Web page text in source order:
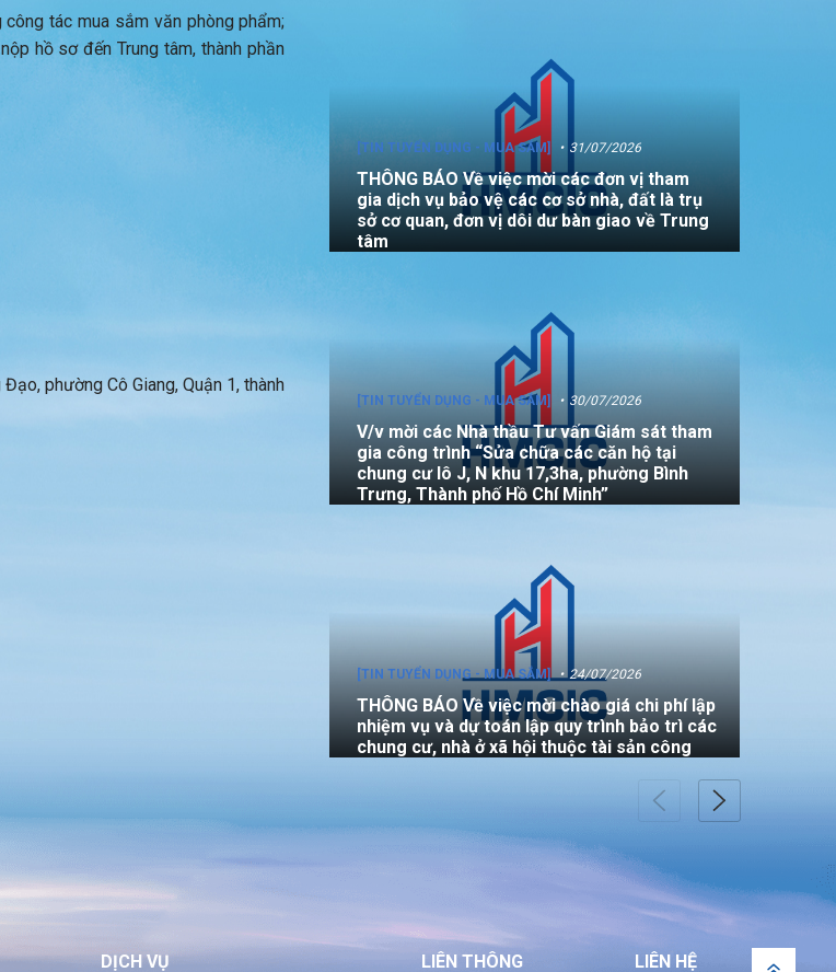
tác mua sắm văn phòng phẩm;
hồ sơ đến Trung tâm, thành phần
phường Cô Giang, Quận 1, thành
[TIN TUYỂN DỤNG - MUA SẮM] 31/07/2026
THÔNG BÁO Về việc mời các đơn vị tham
gia dịch vụ bảo vệ các cơ sở nhà, đất là trụ
sở cơ quan, đơn vị dôi dư bàn giao về Trung
tâm
[TIN TUYỂN DỤNG - MUA SẮM] 30/07/2026
V/v mời các Nhà thầu Tư vấn Giám sát tham
gia công trình “Sửa chữa các căn hộ tại
chung cư lô J, N khu 17,3ha, phường Bình
Trưng, Thành phố Hồ Chí Minh”
[TIN TUYỂN DỤNG - MUA SẮM] 24/07/2026
THÔNG BÁO Về việc mời chào giá chi phí lập
nhiệm vụ và dự toán lập quy trình bảo trì các
chung cư, nhà ở xã hội thuộc tài sản công
THÔNG BÁO V/v mời các đơn vị tham gia
thực hiện gói thầu: “Đo đạc chỉnh lý bản đồ
địa chính (bản vẽ sơ đồ vị trí) đối với căn hộ
DỊCH VỤ LIÊN THÔNG LIÊN HỆ